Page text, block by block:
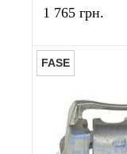
1 765 грн.
Купити в 1
У вибране
FASE